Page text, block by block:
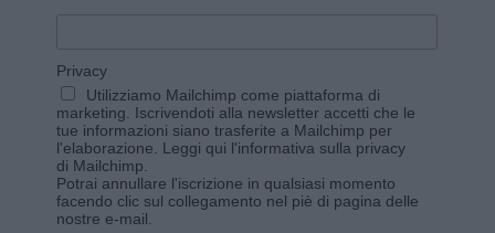
Privacy
Utilizziamo Mailchimp come piattaforma di
marketing. Iscrivendoti alla newsletter accetti che le
tue informazioni siano trasferite a Mailchimp per
l'elaborazione. Leggi qui l'informativa sulla privacy
di Mailchimp
Potrai annullare l'iscrizione in qualsiasi momento
facendo clic sul collegamento nel piè di pagina delle
nostre e-mail.